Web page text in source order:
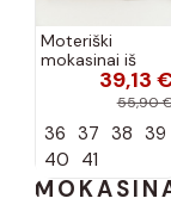
Moteriški
mokasinai iš
dirbtinės
zomšos, rudos
39,13
55,90
36 37 38 39
40 41